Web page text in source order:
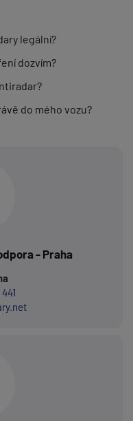
legální?
dozvím?
do mého vozu?
- Praha